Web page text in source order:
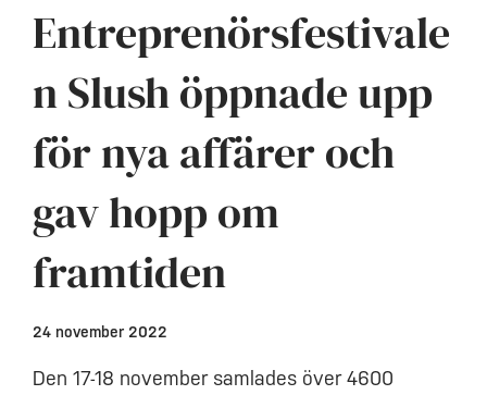
Entreprenörsfestivale
n Slush öppnade upp
för nya affärer och
gav hopp om
framtiden
24 november 2022
Den 17-18 november samlades över 4600